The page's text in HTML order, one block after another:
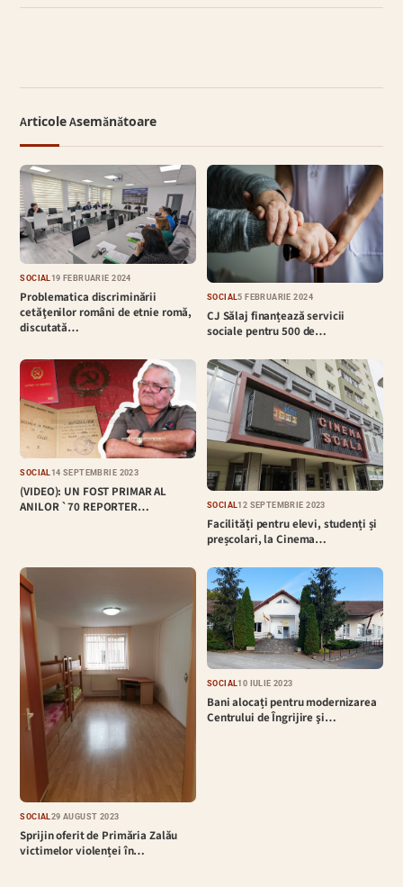
Articole Asemănătoare
SOCIAL19 FEBRUARIE 2024
Problematica discriminării
cetăţenilor români de etnie romă,
discutată…
SOCIAL5 FEBRUARIE 2024
CJ Sălaj finanțează servicii
sociale pentru 500 de…
SOCIAL 14 SEPTEMBRIE 2023
(VIDEO): UN FOST PRIMAR AL
ANILOR `70 REPORTER…
SOCIAL12 SEPTEMBRIE 2023
Facilități pentru elevi, studenți și
preșcolari, la Cinema…
SOCIAL29 AUGUST 2023
Sprijin oferit de Primăria Zalău
victimelor violenței în…
SOCIAL10 IULIE 2023
Bani alocați pentru modernizarea
Centrului de Îngrijire şi…